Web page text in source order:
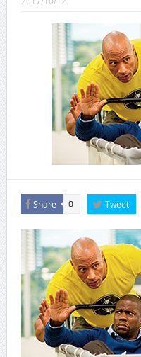
CINEMA×STYLE 288号
CINEMA×STYLE 287号
CINEMA×STYLE 286号
CINEMA×STYLE 285号
CINEMA×STYLE 294号
Share 0 Tweet